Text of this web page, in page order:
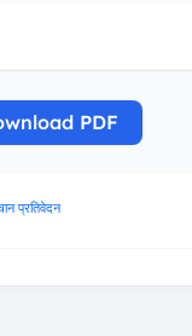
PDF
प्रतिवेदन